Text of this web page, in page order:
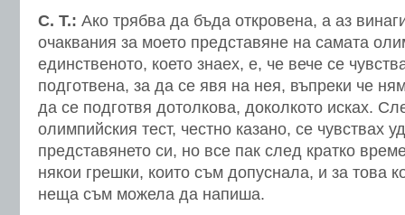
С. Т.: Ако трябва да бъда откровена, а аз
очаквания за моето представяне на самата
единственото, което знаех, е, че вече се
подготвена, за да се явя на нея, въпреки че
да се подготвя дотолкова, доколкото исках.
олимпийския тест, честно казано, се чувствах
представянето си, но все пак след кратко
някои грешки, които съм допуснала, и за това
неща съм можела да напиша.